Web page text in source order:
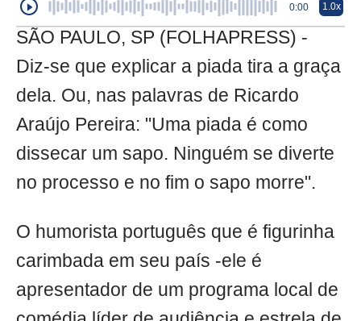
0:00 1.0x
SÃO PAULO, SP (FOLHAPRESS) -
Diz-se que explicar a piada tira a graça
dela. Ou, nas palavras de Ricardo
Araújo Pereira: "Uma piada é como
dissecar um sapo. Ninguém se diverte
no processo e no fim o sapo morre".
O humorista português que é figurinha
carimbada em seu país -ele é
apresentador de um programa local de